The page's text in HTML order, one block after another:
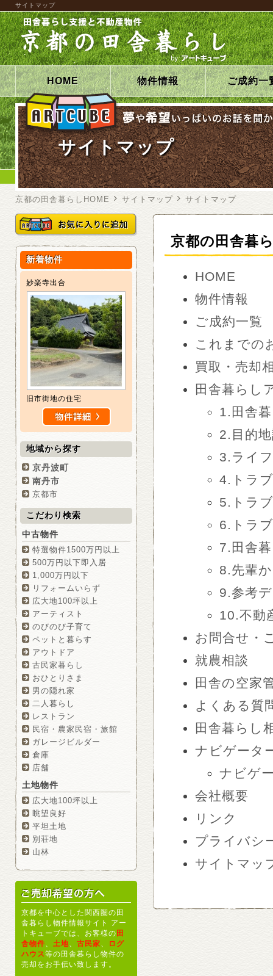
サイトマップ
HOME 物件情報 ご成約一
サイトマップ
京都の田舎暮らしHOME サイトマップ サイトマップ
京都の田舎暮
HOME
物件情報
ご成約一覧
これまでの
買取・売却
田舎暮らし
1.田舎
2.目的
3.ライ
4.トラ
5.トラ
6.トラ
7.田舎
8.先輩
9.参考
10.不動
お問合せ・
就農相談
田舎の空家
よくある質
田舎暮らし
ナビゲータ
ナビゲ
会社概要
リンク
プライバシ
サイトマッ
新着物件
妙楽寺出合
旧市街地の住宅
地域から探す
京丹波町
南丹市
京都市
こだわり検索
中古物件
特選物件1500万円以上
500万円以下即入居
1,000万円以下
リフォームいらず
広大地100坪以上
アーティスト
のびのび子育て
ペットと暮らす
アウトドア
古民家暮らし
おひとりさま
男の隠れ家
二人暮らし
レストラン
民宿・農家民宿・旅館
ガレージビルダー
倉庫
店舗
土地物件
広大地100坪以上
眺望良好
平坦土地
別荘地
山林
京都を中心とした関西圏の田
舎暮らし物件情報サイト アー
トキューブでは、お客様の田
舎物件
土地 古民家
ログ
ハウス等の田舎暮らし物件の
売却をお手伝い致します。